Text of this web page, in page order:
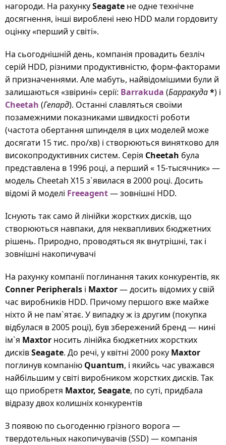
нагороди. На рахункуSeagate не одне технічне
досягнення, інші вироблені нею HDD мали гордовиту
оцінку «перший у світі».
На сьогоднішній день, компанія провадить безліч
серій HDD, різними продуктивністю, форм-факторами
й призначеннями. Але мабуть, найвідомішими були й
залишаються «звірині» серії: Barrakuda (Барракуда*) і
Cheetah (Гепард). Останні славляться своїми
позамежними показниками швидкості роботи
(частота обертання шпинделя в цих моделей може
досягати 15 тис. про/хв) і створюються винятково для
високопродуктивних систем. Серія Cheetah була
представлена в 1996 році, а перший « 15-тысячник» —
модель Cheetah X15 з`явилася в 2000 році. Досить
відомі й моделі Freeagent— зовнішні HDD.
Існують так само й лінійки жорстких дисків, що
створюються навпаки, для неквапливих бюджетних
рішень. Природно, проводяться як внутрішні, так і
зовнішні накопичувачі
На рахунку компанії поглинання таких конкурентів, як
Conner Peripherals і Maxtor— досить відомих у свій
час виробників HDD. Причому першого вже майже
ніхто й не пам`ятає. У випадку ж із другим (покупка
відбулася в 2005 році), був збережений бренд — нині
ім`я Maxtor носить лінійка бюджетних жорстких
дисківSeagate. До речі, у квітні 2000 року Maxtor
поглинув компанію Quantum, і якийсь час уважався
найбільшим у світі виробником жорстких дисків. Так
що приобретя Maxtor, Seagate, по суті, придбала
відразу двох колишніх конкурентів
З появою по сьогоденню грізного ворога —
твердотельных накопичувачів (SSD) — компанія